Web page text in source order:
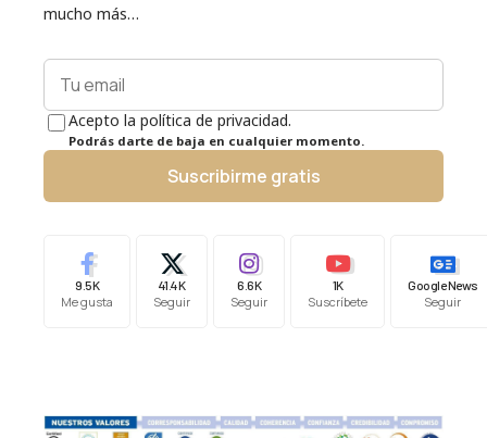
mucho más…
Acepto la política de privacidad.
Podrás darte de baja en cualquier momento.
Suscribirme gratis
9.5K
Me gusta
41.4K
Seguir
6.6K
Seguir
1K
Suscríbete
Google News
Seguir